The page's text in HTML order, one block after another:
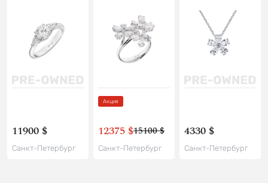
11900 $
Санкт-Петербург
Акция
12375 $15100 $
Санкт-Петербург
4330 $
Санкт-Петербург